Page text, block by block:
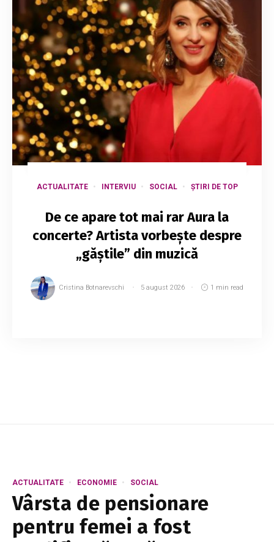
ACTUALITATE INTERVIU SOCIAL ȘTIRI DE TOP
De ce apare tot mai rar Aura la
concerte? Artista vorbește despre
„găștile” din muzică
Cristina Botnarevschi 5 august 2026 1 min read
ACTUALITATE ECONOMIE SOCIAL
Vârsta de pensionare
pentru femei a fost